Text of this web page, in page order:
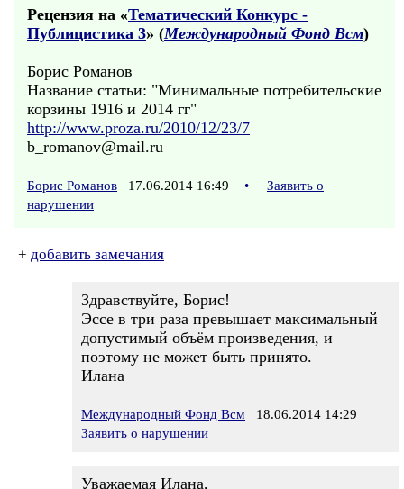
Рецензия на «Тематический Конкурс -
Публицистика 3» (Международный Фонд Всм)
Борис Романов
Название статьи: "Минимальные потребительские
корзины 1916 и 2014 гг"
http://www.proza.ru/2010/12/23/7
b_romanov@mail.ru
Борис Романов 17.06.2014 16:49 •
Заявить о
нарушении
+ добавить замечания
Здравствуйте, Борис!
Эссе в три раза превышает максимальный
допустимый объём произведения, и
поэтому не может быть принято.
Илана
Международный Фонд Всм 18.06.2014 14:29
Заявить о нарушении
Уважаемая Илана,